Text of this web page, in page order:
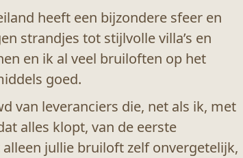
heeft een bijzondere sfeer en
strandjes tot stijlvolle villa’s en
en ik al veel bruiloften op het
goed.
van leveranciers die, net als ik, met
alles klopt, van de eerste
jullie bruiloft zelf onvergetelijk,